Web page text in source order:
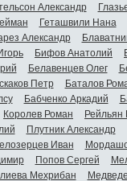
Александр
Геташвили Нана
Александр
Бифов Анатолий
Белавенцев Олег
Петр
Баталов
Бабченко Аркадий
Королев Роман
Плутник Александр
Иван
Попов Сергей
Мехрибан